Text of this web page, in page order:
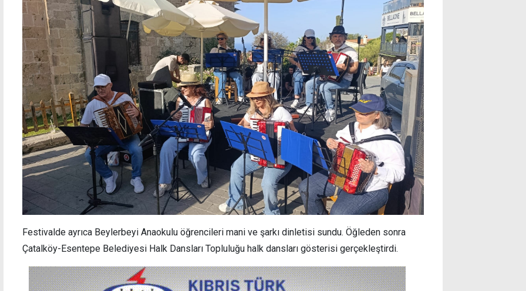
Festivalde ayrıca Beylerbeyi Anaokulu öğrencileri mani ve şarkı dinletisi sundu. Öğleden sonra
Çatalköy-Esentepe Belediyesi Halk Dansları Topluluğu halk dansları gösterisi gerçekleştirdi.